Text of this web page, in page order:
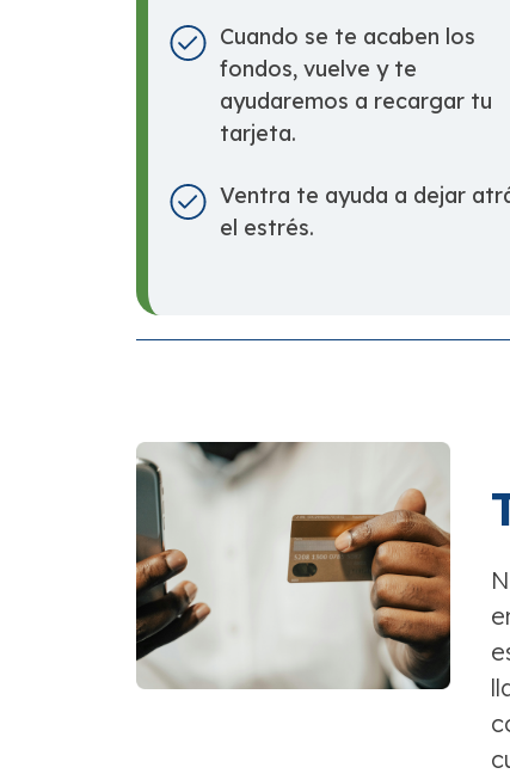
Cuando se te acaben los
fondos, vuelve y te
ayudaremos a recargar tu
tarjeta.
Ventra te ayuda a dejar
el estrés.